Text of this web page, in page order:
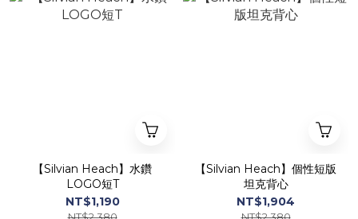
【Silvian Heach】水鑽
LOGO短T
NT$1,190
【Silvian Heach】個性短版
坦克背心
NT$1,904